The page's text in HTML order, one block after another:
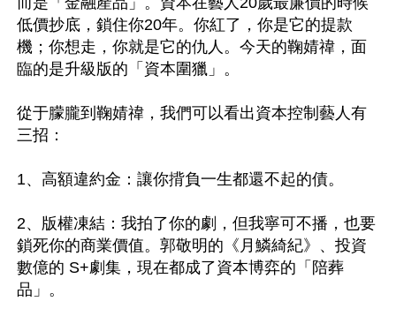
低價抄底，鎖住你20年。你紅了，你是它的提款
機；你想走，你就是它的仇人。今天的鞠婧禕，面
臨的是升級版的「資本圍獵」。
從于朦朧到鞠婧禕，我們可以看出資本控制藝人有
三招：
1、高額違約金：讓你揹負一生都還不起的債。
2、版權凍結：我拍了你的劇，但我寧可不播，也要
鎖死你的商業價值。郭敬明的《月鱗綺紀》、投資
數億的 S+劇集，現在都成了資本博弈的「陪葬
品」。